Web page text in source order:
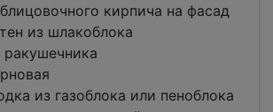
кирпича на фасад
из шлакоблока
ракушечника
из газоблока или пеноблока